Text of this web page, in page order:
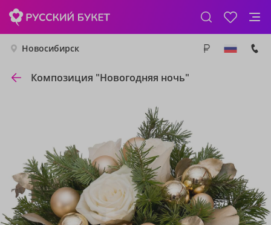
Новосибирск
Композиция "Новогодняя ночь"